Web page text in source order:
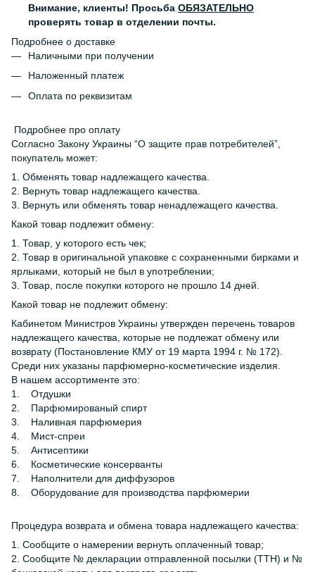
Внимание, клиенты! Просьба ОБЯЗАТЕЛЬНО
проверять товар в отделении почты.
Подробнее о доставке
Наличными при получении
Наложенный платеж
Оплата по реквизитам
Подробнее про оплату
Согласно Закону Украины “О защите прав потребителей”,
покупатель может:
1. Обменять товар надлежащего качества.
2. Вернуть товар надлежащего качества.
3. Вернуть или обменять товар ненадлежащего качества.
Какой товар подлежит обмену:
1. Товар, у которого есть чек;
2. Товар в оригинальной упаковке с сохраненными бирками и
ярлыками, который не был в употреблении;
3. Товар, после покупки которого не прошло 14 дней.
Какой товар не подлежит обмену:
Кабинетом Министров Украины утвержден перечень товаров
надлежащего качества, которые не подлежат обмену или
возврату (Постановление КМУ от 19 марта 1994 г. № 172).
Среди них указаны парфюмерно-косметические изделия.
В нашем ассортименте это:
1. Отдушки
2. Парфюмированый спирт
3. Наливная парфюмерия
4. Мист-спреи
5. Антисептики
6. Косметические консерванты
7. Наполнители для диффузоров
8. Оборудование для производства парфюмерии
Процедура возврата и обмена товара надлежащего качества:
1. Сообщите о намерении вернуть оплаченный товар;
2. Сообщите № декларации отправленной посылки (ТТН) и №